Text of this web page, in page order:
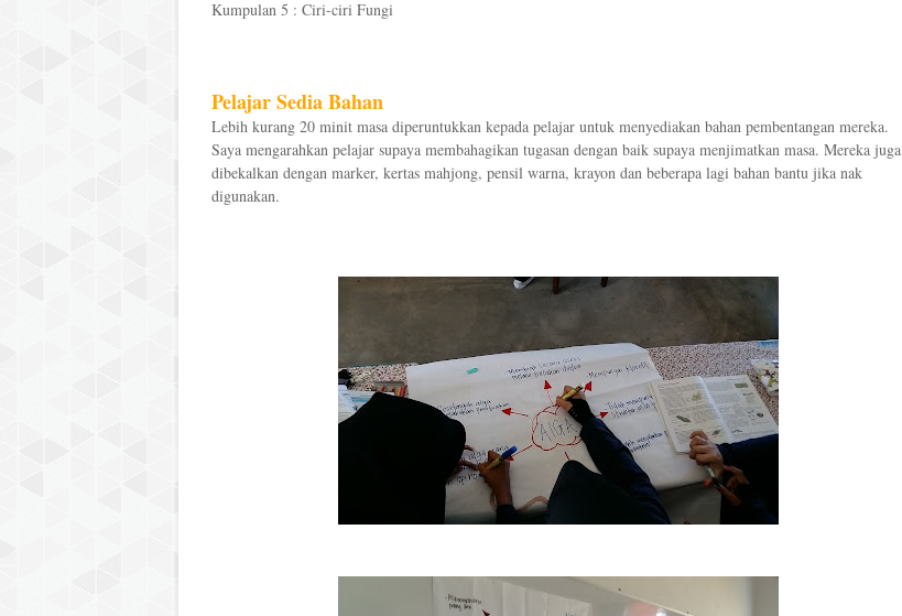
Kumpulan 5 : Ciri-ciri Fungi
Pelajar Sedia Bahan
Lebih kurang 20 minit masa diperuntukkan kepada pelajar untuk menyediakan bahan pembentangan mereka.
Saya mengarahkan pelajar supaya membahagikan tugasan dengan baik supaya menjimatkan masa. Mereka juga
dibekalkan dengan marker, kertas mahjong, pensil warna, krayon dan beberapa lagi bahan bantu jika nak
digunakan.